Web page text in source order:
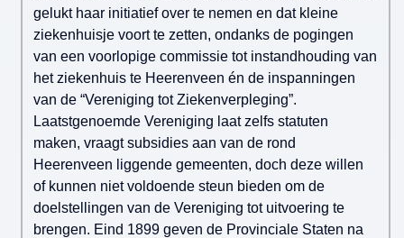
gelukt haar initiatief over te nemen en dat kleine
ziekenhuisje voort te zetten, ondanks de pogingen
van een voorlopige commissie tot instandhouding van
het ziekenhuis te Heerenveen én de inspanningen
van de “Vereniging tot Ziekenverpleging”.
Laatstgenoemde Vereniging laat zelfs statuten
maken, vraagt subsidies aan van de rond
Heerenveen liggende gemeenten, doch deze willen
of kunnen niet voldoende steun bieden om de
doelstellingen van de Vereniging tot uitvoering te
brengen. Eind 1899 geven de Provinciale Staten na